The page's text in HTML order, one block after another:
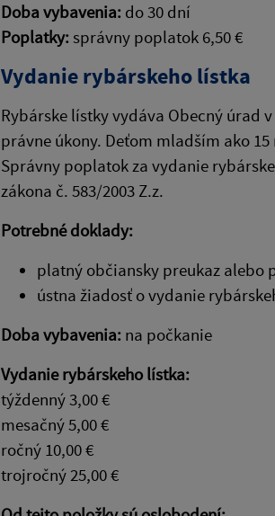
Doba vybavenia: do 30 dní
Poplatky: správny poplatok 6,50 €
Vydanie rybárskeho lístka
Rybárske lístky vydáva Obecný úrad
právne úkony. Deťom mladším ako
Správny poplatok za vydanie
zákona č. 583/2003 Z.z.
Potrebné doklady:
platný občiansky preukaz alebo
ústna žiadosť o vydanie
Doba vybavenia: na počkanie
Vydanie rybárskeho lístka:
týždenný 3,00 €
mesačný 5,00 €
ročný 10,00 €
trojročný 25,00 €